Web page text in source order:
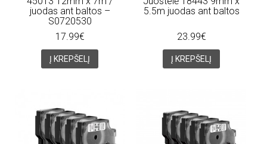
juodas ant baltos –
S0720530
17.99€
Į KREPŠELĮ
5.5m juodas ant baltos
23.99€
Į KREPŠELĮ